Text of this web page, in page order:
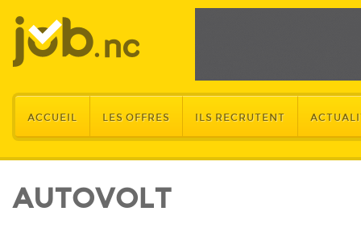
ACCUEIL LES OFFRES ILS RECRUTENT
AUTOVOLT